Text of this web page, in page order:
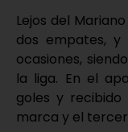
Lejos del
dos empates,
ocasiones,
la liga. En el
goles y
marca y el